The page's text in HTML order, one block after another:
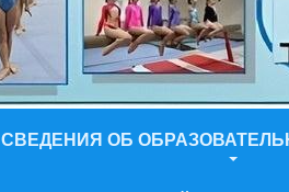
СВЕДЕНИЯ ОБ